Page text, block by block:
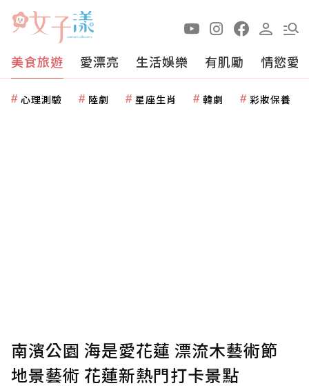
美食旅遊 愛漂亮 生活娛樂 有肌勵 情慾愛
心理測驗 陸劇 星座生肖 韓劇 彩妝保養
南濱公園 海是愛花蓮 漂流木藝術節
地景藝術 花蓮新熱門打卡景點